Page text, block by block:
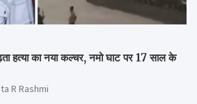
हत्या का नया कल्चर, नमो घाट पर 17 साल के
R Rashmi